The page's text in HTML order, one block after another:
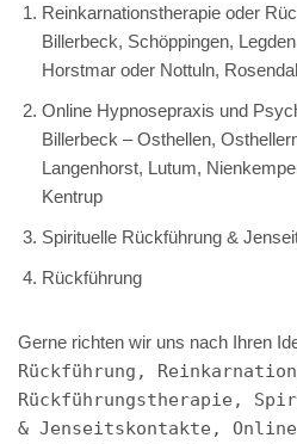
Reinkarnationstherapie oder
Billerbeck, Schöppingen,
Horstmar oder Nottuln,
Online Hypnosepraxis und
Billerbeck – Osthellen,
Langenhorst, Lutum,
Kentrup
Spirituelle Rückführung &
Rückführung
Gerne richten wir uns nach Ihren
Rückführung,
Rückführungstherapie,
& Jenseitskontakte, Online